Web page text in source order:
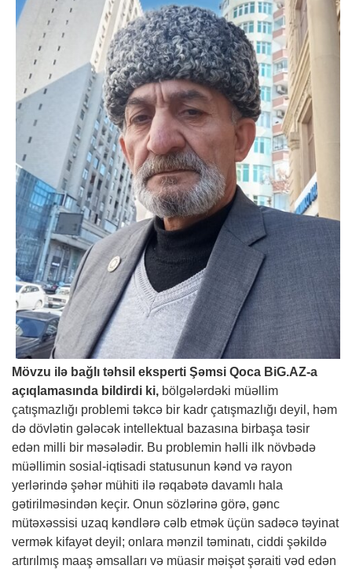
Mövzu ilə bağlı təhsil eksperti Şəmsi Qoca BiG.AZ-a
açıqlamasında bildirdi ki, bölgələrdəki müəllim
çatışmazlığı problemi təkcə bir kadr çatışmazlığı deyil, həm
də dövlətin gələcək intellektual bazasına birbaşa təsir
edən milli bir məsələdir. Bu problemin həlli ilk növbədə
müəllimin sosial-iqtisadi statusunun kənd və rayon
yerlərində şəhər mühiti ilə rəqabətə davamlı hala
gətirilməsindən keçir. Onun sözlərinə görə, gənc
mütəxəssisi uzaq kəndlərə cəlb etmək üçün sadəcə təyinat
vermək kifayət deyil; onlara mənzil təminatı, ciddi şəkildə
artırılmış maaş əmsalları və müasir məişət şəraiti vəd edən